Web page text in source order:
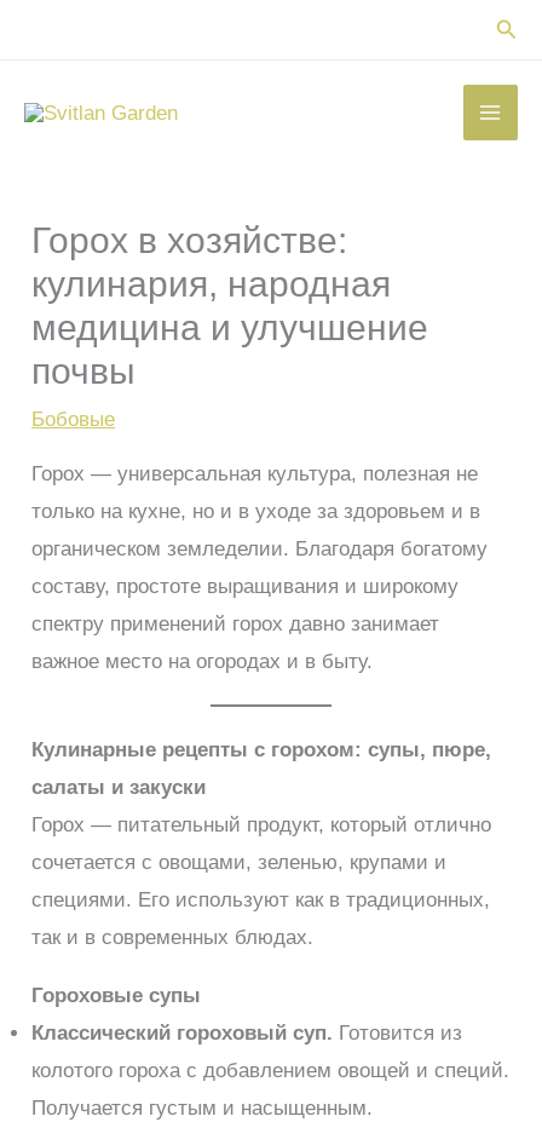
Горох в хозяйстве:
кулинария, народная
медицина и улучшение
почвы
Бобовые
Горох — универсальная культура, полезная не
только на кухне, но и в уходе за здоровьем и в
органическом земледелии. Благодаря богатому
составу, простоте выращивания и широкому
спектру применений горох давно занимает
важное место на огородах и в быту.
Кулинарные рецепты с горохом: супы, пюре,
салаты и закуски
Горох — питательный продукт, который отлично
сочетается с овощами, зеленью, крупами и
специями. Его используют как в традиционных,
так и в современных блюдах.
Гороховые супы
Классический гороховый суп. Готовится из
колотого гороха с добавлением овощей и специй.
Получается густым и насыщенным.